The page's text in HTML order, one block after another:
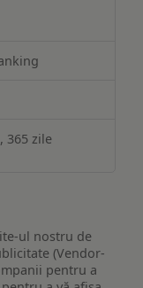
365 zile
ul nostru de
(Vendor-
pentru a